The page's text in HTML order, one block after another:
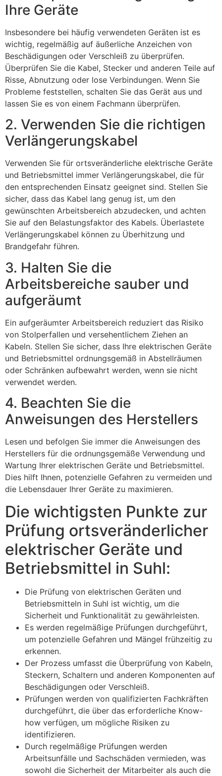
Ihre Geräte
Insbesondere bei häufig verwendeten Geräten ist es
wichtig, regelmäßig auf äußerliche Anzeichen von
Beschädigungen oder Verschleiß zu überprüfen.
Überprüfen Sie die Kabel, Stecker und anderen Teile auf
Risse, Abnutzung oder lose Verbindungen. Wenn Sie
Probleme feststellen, schalten Sie das Gerät aus und
lassen Sie es von einem Fachmann überprüfen.
2. Verwenden Sie die richtigen
Verlängerungskabel
Verwenden Sie für ortsveränderliche elektrische Geräte
und Betriebsmittel immer Verlängerungskabel, die für
den entsprechenden Einsatz geeignet sind. Stellen Sie
sicher, dass das Kabel lang genug ist, um den
gewünschten Arbeitsbereich abzudecken, und achten
Sie auf den Belastungsfaktor des Kabels. Überlastete
Verlängerungskabel können zu Überhitzung und
Brandgefahr führen.
3. Halten Sie die
Arbeitsbereiche sauber und
aufgeräumt
Ein aufgeräumter Arbeitsbereich reduziert das Risiko
von Stolperfallen und versehentlichem Ziehen an
Kabeln. Stellen Sie sicher, dass Ihre elektrischen Geräte
und Betriebsmittel ordnungsgemäß in Abstellräumen
oder Schränken aufbewahrt werden, wenn sie nicht
verwendet werden.
4. Beachten Sie die
Anweisungen des Herstellers
Lesen und befolgen Sie immer die Anweisungen des
Herstellers für die ordnungsgemäße Verwendung und
Wartung Ihrer elektrischen Geräte und Betriebsmittel.
Dies hilft Ihnen, potenzielle Gefahren zu vermeiden und
die Lebensdauer Ihrer Geräte zu maximieren.
Die wichtigsten Punkte zur
Prüfung ortsveränderlicher
elektrischer Geräte und
Betriebsmittel in Suhl:
Die Prüfung von elektrischen Geräten und
Betriebsmitteln in Suhl ist wichtig, um die
Sicherheit und Funktionalität zu gewährleisten.
Es werden regelmäßige Prüfungen durchgeführt,
um potenzielle Gefahren und Mängel frühzeitig zu
erkennen.
Der Prozess umfasst die Überprüfung von Kabeln,
Steckern, Schaltern und anderen Komponenten auf
Beschädigungen oder Verschleiß.
Prüfungen werden von qualifizierten Fachkräften
durchgeführt, die über das erforderliche Know-
how verfügen, um mögliche Risiken zu
identifizieren.
Durch regelmäßige Prüfungen werden
Arbeitsunfälle und Sachschäden vermieden, was
sowohl die Sicherheit der Mitarbeiter als auch die